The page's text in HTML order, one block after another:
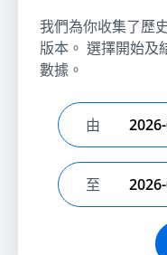
我們為你收集了歷
版本。 選擇開始及
數據。
選擇開始日
由
選擇結束日
至